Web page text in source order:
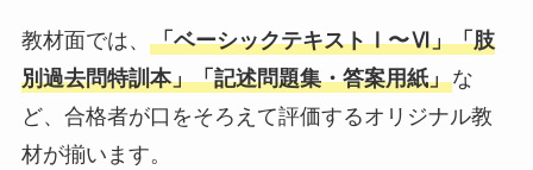
教材面では、 「ベーシックテキストⅠ〜Ⅵ」「肢
別過去問特訓本」「記述問題集・答案用紙」な
ど、合格者が口をそろえて評価するオリジナル教
材が揃います。